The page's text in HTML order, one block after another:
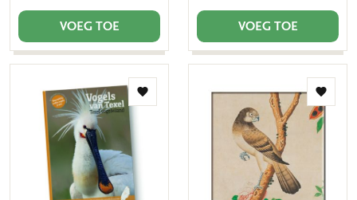
VOEG TOE VOEG TOE
Toevoegen
aan